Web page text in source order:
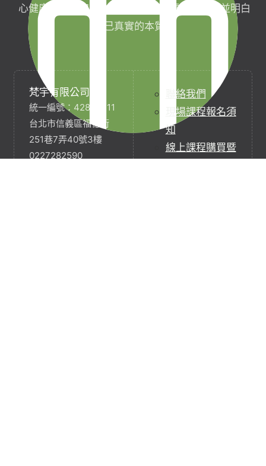
心健康，協助完成生命目標與實現靈性生活，並明白
自己真實的本質。
梵宇有限公司
統一編號：42854211
台北市信義區福德街
251巷7弄40號3樓
0227282590
聯絡我們
現場課程報名須
知
線上課程購買暨